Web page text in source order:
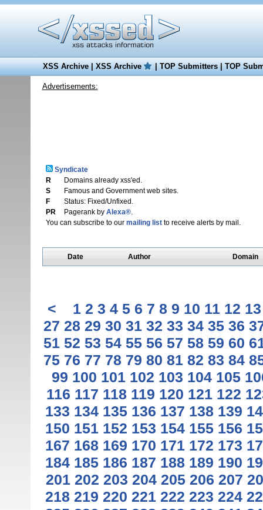
XSS Archive|XSS Archive |TOP Submitters|TOP
Advertisements:
Syndicate
R
Domains already xss'ed.
S
Famous and Government web sites.
F
Status: Fixed/Unfixed.
PR
Pagerank by Alexa®.
You can subscribe to our mailing listto receive alerts by mail.
Date Author Domain
< 1 2 3 4 5 6 7 8 9 10 11 12 13
27 28 29 30 31 32 33 34 35 36
51 52 53 54 55 56 57 58 59 60
75 76 77 78 79 80 81 82 83 84
99 100 101 102 103 104 105
116 117 118 119 120 121 122
133 134 135 136 137 138 139
150 151 152 153 154 155 156
167 168 169 170 171 172 173
184 185 186 187 188 189 190
201 202 203 204 205 206 207
218 219 220 221 222 223 224